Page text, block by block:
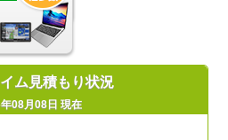
ム見積もり状況
08月08日 現在